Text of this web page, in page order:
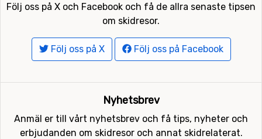
Följ oss på X och Facebook och få de allra senaste tipsen
om skidresor.
Följ oss på X Följ oss på Facebook
Nyhetsbrev
Anmäl er till vårt nyhetsbrev och få tips, nyheter och
erbjudanden om skidresor och annat skidrelaterat.